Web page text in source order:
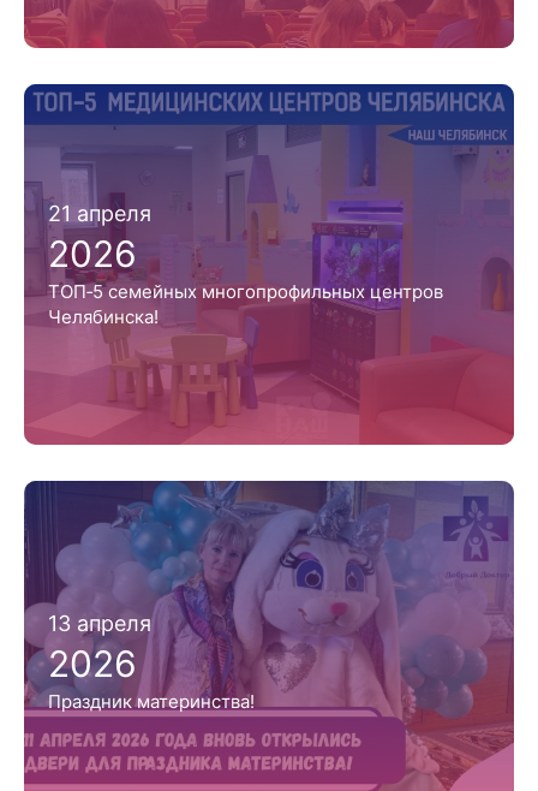
21 апреля
2026
ТОП‑5 семейных многопрофильных центров
Челябинска!
13 апреля
2026
Праздник материнства!